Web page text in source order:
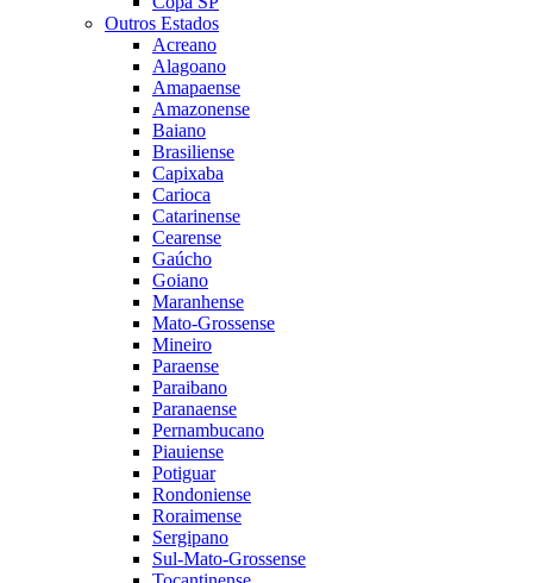
Outros Estados
Acreano
Alagoano
Amapaense
Amazonense
Baiano
Brasiliense
Capixaba
Carioca
Catarinense
Cearense
Gaúcho
Goiano
Maranhense
Mato-Grossense
Mineiro
Paraense
Paraibano
Paranaense
Pernambucano
Piauiense
Potiguar
Rondoniense
Roraimense
Sergipano
Sul-Mato-Grossense